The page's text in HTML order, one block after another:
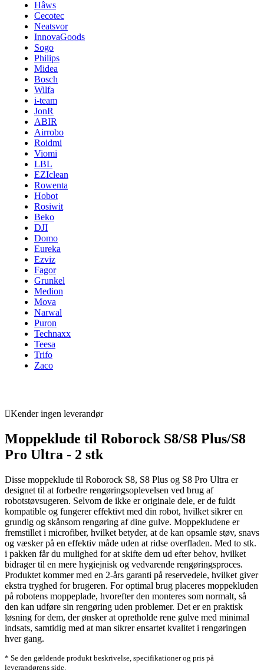
Hâws
Cecotec
Neatsvor
InnovaGoods
Sogo
Philips
Midea
Bosch
Wilfa
i-team
JonR
ABIR
Airrobo
Roidmi
Viomi
LBL
EZIclean
Rowenta
Hobot
Rosiwit
Beko
DJI
Domo
Eureka
Ezviz
Fagor
Grunkel
Medion
Mova
Narwal
Puron
Technaxx
Teesa
Trifo
Zaco
Kender ingen leverandør
Moppeklude til Roborock S8/S8 Plus/S8
Pro Ultra - 2 stk
Disse moppeklude til Roborock S8, S8 Plus og S8 Pro Ultra er
designet til at forbedre rengøringsoplevelsen ved brug af
robotstøvsugeren. Selvom de ikke er originale dele, er de fuldt
kompatible og fungerer effektivt med din robot, hvilket sikrer en
grundig og skånsom rengøring af dine gulve. Moppekludene er
fremstillet i microfiber, hvilket betyder, at de kan opsamle støv, snavs
og væsker på en effektiv måde uden at ridse overfladen. Med to stk.
i pakken får du mulighed for at skifte dem ud efter behov, hvilket
bidrager til en mere hygiejnisk og vedvarende rengøringsproces.
Produktet kommer med en 2-års garanti på reservedele, hvilket giver
ekstra tryghed for brugeren. For optimal brug placeres moppekluden
på robotens moppeplade, hvorefter den monteres som normalt, så
den kan udføre sin rengøring uden problemer. Det er en praktisk
løsning for dem, der ønsker at opretholde rene gulve med minimal
indsats, samtidig med at man sikrer ensartet kvalitet i rengøringen
hver gang.
* Se den gældende produkt beskrivelse, specifikationer og pris på
leverandørens side.